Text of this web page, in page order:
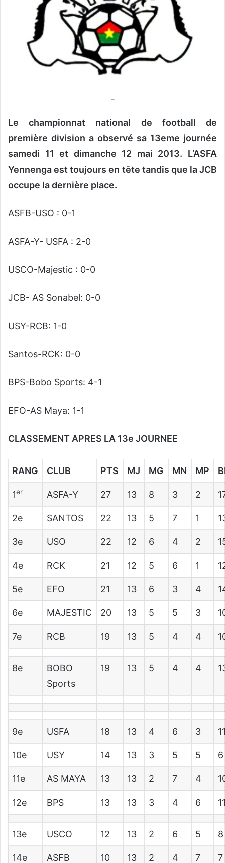
r
u
n
c
o
u
l
–
Le championnat national de football de
première division a observé sa 13eme journée
samedi 11 et dimanche 12 mai 2013. L’ASFA
Yennenga est toujours en tête tandis que la JCB
occupe la dernière place.
ASFB-USO : 0-1
ASFA-Y- USFA : 2-0
USCO-Majestic : 0-0
JCB- AS Sonabel: 0-0
USY-RCB: 1-0
Santos-RCK: 0-0
BPS-Bobo Sports: 4-1
EFO-AS Maya: 1-1
CLASSEMENT APRES LA 13e JOURNEE
RANG CLUB PTS MJ MG MN MP
1er ASFA-Y 27 13 8 3 2
2e SANTOS 22 13 5 7 1
3e USO 22 12 6 4 2
4e RCK 21 12 5 6 1
5e EFO 21 13 6 3 4
6e MAJESTIC 20 13 5 5 3
7e RCB 19 13 5 4 4
8e
BOBO
Sports
19 13 5 4 4
9e USFA 18 13 4 6 3
10e USY 14 13 3 5 5 6
11e AS MAYA 13 13 2 7 4
12e BPS 13 13 3 4 6
13e USCO 12 13 2 6 5 8
14e ASFB 10 13 2 4 7 7